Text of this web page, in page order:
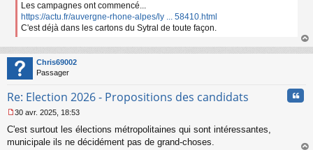
n
l
u
Les campagnes ont commencé...
https://actu.fr/auvergne-rhone-alpes/ly ... 58410.html
C'est déjà dans les cartons du Sytral de toute façon.
au
Chris69002
Passager
Re: Election 2026 - Propositions des candidats
e
s
30 avr. 2025, 18:53
C'est surtout les élections métropolitaines qui sont intéressantes,
municipale ils ne décidément pas de grand-choses.